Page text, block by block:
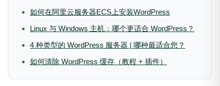
如何在阿里云服务器ECS上安装WordPress
Linux 与 Windows 主机：哪个更适合 WordPress？
4 种类型的 WordPress 服务器 | 哪种最适合您？
如何清除 WordPress 缓存（教程 + 插件）